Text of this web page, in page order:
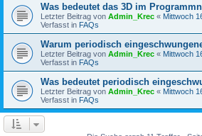
Was bedeutet das 3D im
Letzter Beitrag von Admin_Krec « Mittwoch
Verfasst in FAQs
Warum periodisch
Letzter Beitrag von Admin_Krec « Mittwoch
Verfasst in FAQs
Was bedeutet periodisch
Letzter Beitrag von Admin_Krec « Mittwoch
Verfasst in FAQs